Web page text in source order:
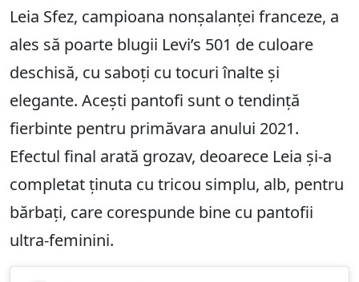
Leia Sfez, campioana nonșalanței franceze, a
ales să poarte blugii Levi’s 501 de culoare
deschisă, cu saboți cu tocuri înalte și
elegante. Acești pantofi sunt o tendință
fierbinte pentru primăvara anului 2021.
Efectul final arată grozav, deoarece Leia și-a
completat ținuta cu tricou simplu, alb, pentru
bărbați, care corespunde bine cu pantofii
ultra-feminini.